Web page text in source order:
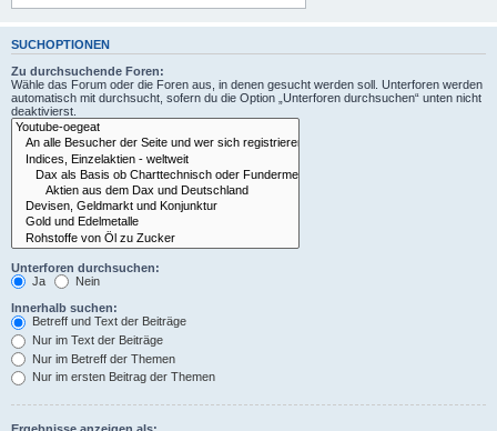
SUCHOPTIONEN
Zu durchsuchende Foren:
Wähle das Forum oder die Foren aus, in denen gesucht werden soll. Unterforen werden
automatisch mit durchsucht, sofern du die Option „Unterforen durchsuchen“ unten nicht
deaktivierst.
Unterforen durchsuchen:
Ja
Nein
Innerhalb suchen:
Betreff und Text der Beiträge
Nur im Text der Beiträge
Nur im Betreff der Themen
Nur im ersten Beitrag der Themen